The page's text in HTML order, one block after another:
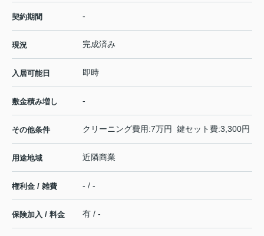
契約期間 -
現況 完成済み
入居可能日 即時
敷金積み増し -
その他条件 クリーニング費用:7万円 鍵セット費:3,300円
用途地域 近隣商業
権利金 / 雑費 - / -
保険加入 / 料金 有 / -